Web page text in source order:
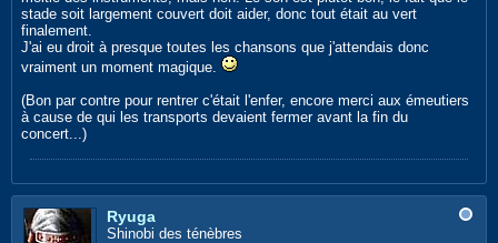
stade soit largement couvert doit aider, donc tout était au vert
finalement.
J'ai eu droit à presque toutes les chansons que j'attendais donc
vraiment un moment magique.
(Bon par contre pour rentrer c'était l'enfer, encore merci aux émeutiers
à cause de qui les transports devaient fermer avant la fin du
concert...)
Ryuga
Shinobi des ténèbres